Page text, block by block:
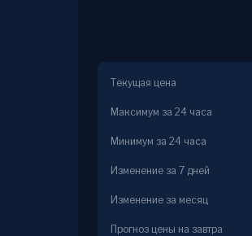
Текущая цена
Максимум за 24 часа
Минимум за 24 часа
Изменение за 7 дней
Изменение за месяц
Прогноз цены на завтра